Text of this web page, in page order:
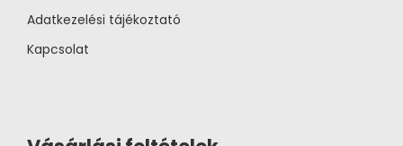
Adatkezelési tájékoztató
Kapcsolat